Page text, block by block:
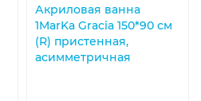
Акриловая ванна
1MarKa Gracia 150*90 см
(R) пристенная,
асимметричная